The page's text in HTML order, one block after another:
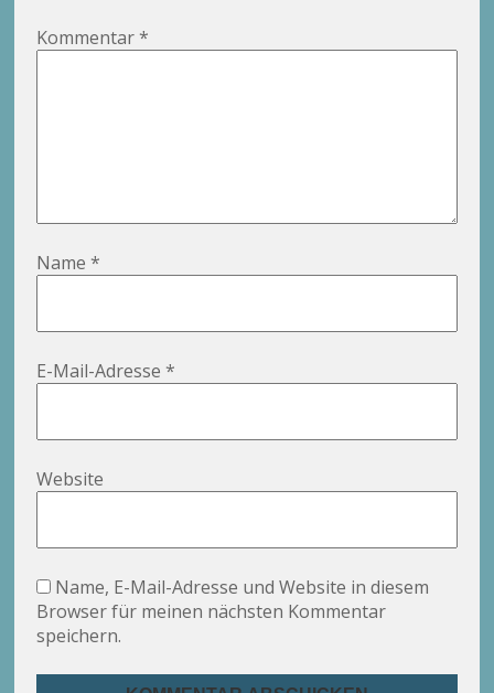
Kommentar*
Name*
E-Mail-Adresse*
Website
Name, E-Mail-Adresse und Website in diesem
Browser für meinen nächsten Kommentar
speichern.